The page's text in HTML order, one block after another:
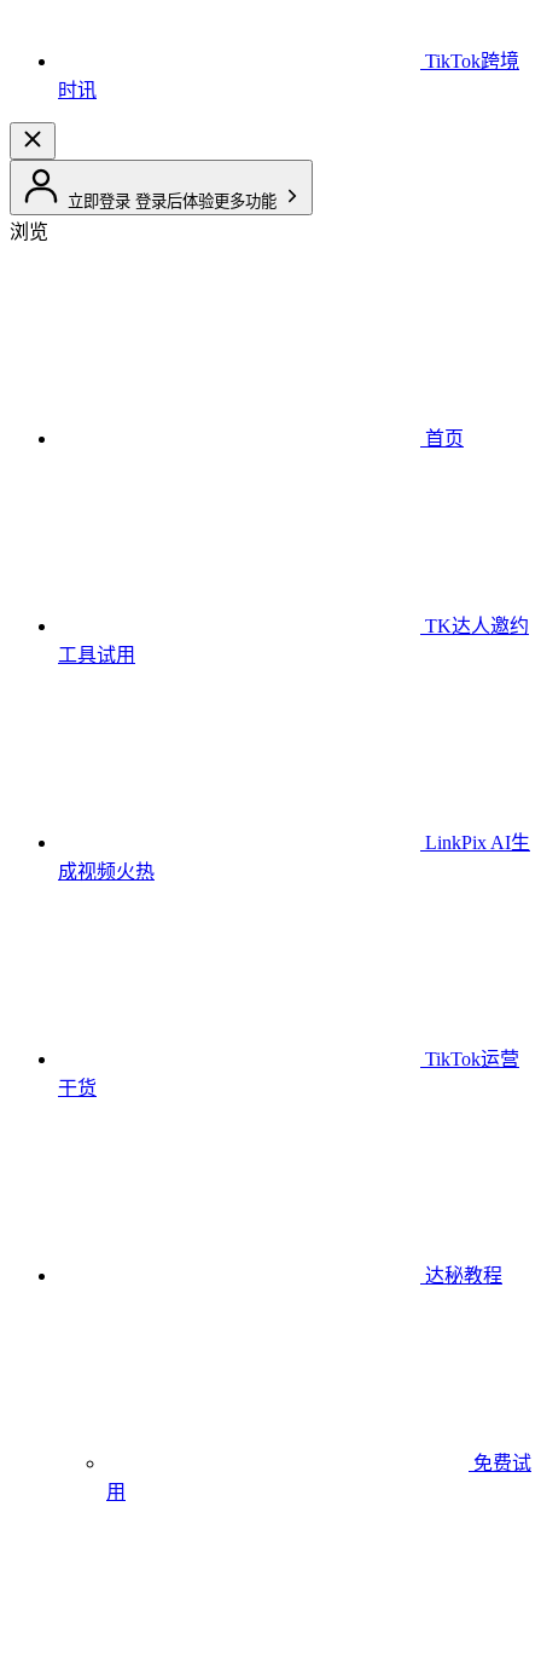
TikTok跨境
时讯
立即登录 登录后体验更多功能
浏览
首页
TK达人邀约
工具试用
LinkPix AI生
成视频火热
TikTok运营
干货
达秘教程
免费试
用